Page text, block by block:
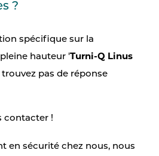
?
spécifique sur la
hauteur 'Turni-Q Linus
pas de réponse
contacter !
en sécurité chez nous, nous